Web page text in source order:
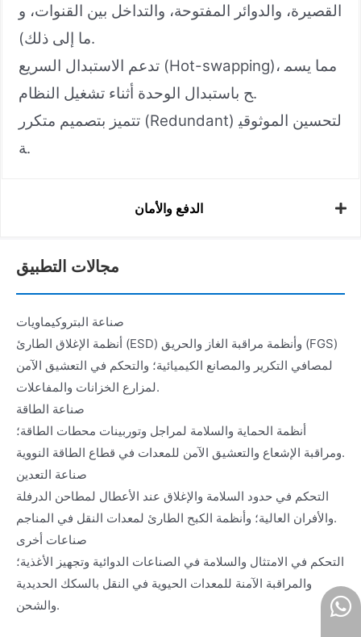
القصيرة، والدوائر المفتوحة، والتداخل بين القنوات، و
ما إلى ذلك).
تدعم الاستبدال السريع (Hot-swapping)، مما يسم
ح باستبدال الوحدة أثناء تشغيل النظام.
تتميز بتصميم متكرر (Redundant) لتحسين الموثوقي
ة.
الدفع والأمان
مجالات التطبيق
صناعة البتروكيماويات
أنظمة الإغلاق الطارئ (ESD) وأنظمة مراقبة الغاز والحريق (FGS)
لمصافي التكرير والمصانع الكيميائية؛ والتحكم في التعشيق الآمن
لمزارع الخزانات والمفاعلات.
صناعة الطاقة
أنظمة الحماية والسلامة لمراجل وتوربينات محطات الطاقة؛
ومراقبة الإشعاع والتعشيق الآمن للمعدات في قطاع الطاقة النووية.
صناعة التعدين
التحكم في حدود السلامة والإغلاق عند الأعطال لمطاحن الدرفلة
والأفران العالية؛ وأنظمة الكبح الطارئ لمعدات النقل في المناجم.
صناعات أخرى
التحكم في الامتثال والسلامة في الصناعات الدوائية وتجهيز الأغذية؛
والمراقبة الآمنة للمعدات الحيوية في النقل بالسكك الحديدية
والشحن.